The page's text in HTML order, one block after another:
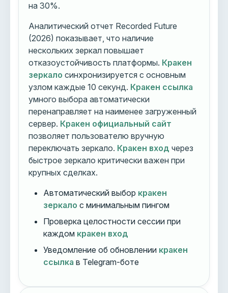
на 30%.
Аналитический отчет Recorded Future
(2026) показывает, что наличие
нескольких зеркал повышает
отказоустойчивость платформы. Кракен
зеркало синхронизируется с основным
узлом каждые 10 секунд. Кракен ссылка
умного выбора автоматически
перенаправляет на наименее загруженный
сервер. Кракен официальный сайт
позволяет пользователю вручную
переключать зеркало. Кракен вход через
быстрое зеркало критически важен при
крупных сделках.
Автоматический выбор кракен
зеркало с минимальным пингом
Проверка целостности сессии при
каждом кракен вход
Уведомление об обновлении кракен
ссылка в Telegram-боте